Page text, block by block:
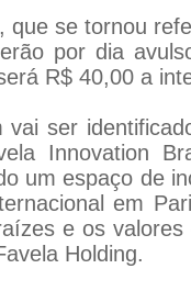
que se tornou
por dia
R$ 40,00 a
vai ser
Innovation
um espaço de
em
e os
Holding.